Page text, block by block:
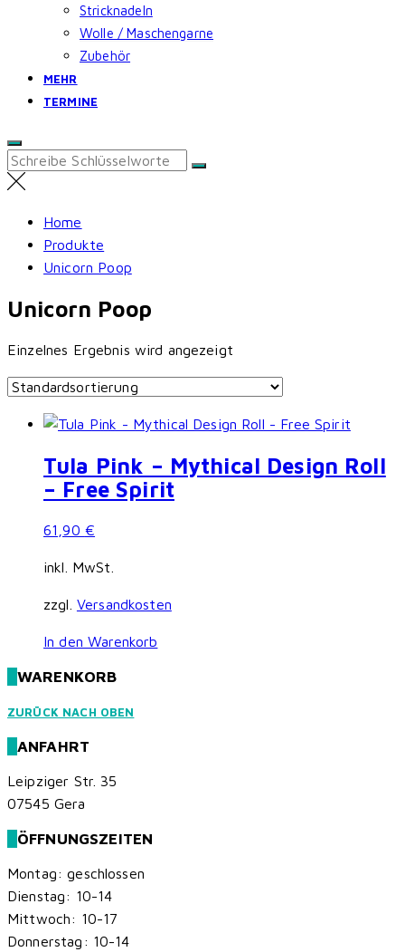
Stricknadeln
Wolle / Maschengarne
Zubehör
MEHR
TERMINE
Search
for:
Home
Produkte
Unicorn Poop
Unicorn Poop
Einzelnes Ergebnis wird angezeigt
Tula Pink – Mythical Design Roll
– Free Spirit
61,90 €
inkl. MwSt.
zzgl. Versandkosten
In den Warenkorb
WARENKORB
ZURÜCK NACH OBEN
ANFAHRT
Leipziger Str. 35
07545 Gera
ÖFFNUNGSZEITEN
Montag: geschlossen
Dienstag: 10-14
Mittwoch: 10-17
Donnerstag: 10-14